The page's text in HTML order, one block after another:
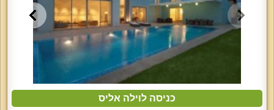
כניסה לוילה אליס